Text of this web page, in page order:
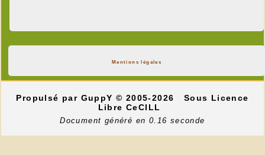
Mentions légales
Propulsé par GuppY© 2005-2026
Sous Licence
Libre CeCILL
Document généré en 0.16 seconde